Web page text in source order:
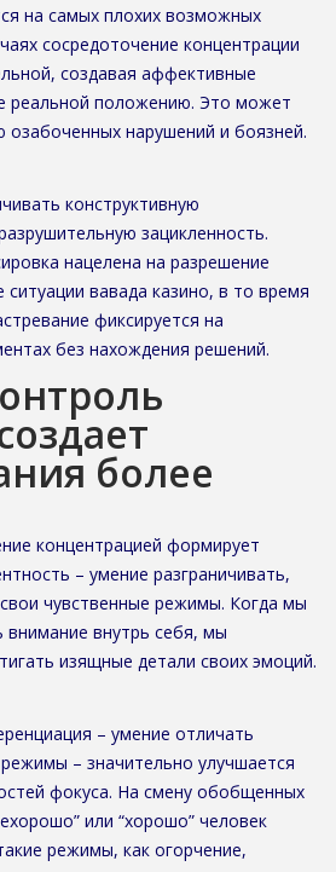
на самых плохих возможных
сосредоточение концентрации
создавая аффективные
реальной положению. Это может
нарушений и боязней.
конструктивную
зацикленность.
нацелена на разрешение
вавада казино, в то время
фиксируется на
без нахождения решений.
более
концентрацией формирует
– умение разграничивать,
чувственные режимы. Когда мы
внимание внутрь себя, мы
изящные детали своих эмоций.
– умение отличать
– значительно улучшается
фокуса. На смену обобщенных
или “хорошо” человек
режимы, как огорчение,